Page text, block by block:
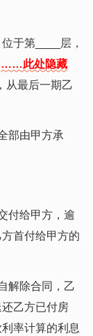
于第____层，
……此处隐藏
从最后一期乙
部由甲方承
付给甲方，逾
首付给甲方的
解除合同，乙
乙方已付房
率计算的利息